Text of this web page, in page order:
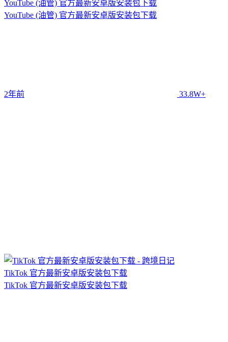
YouTube (油管) 官方最新安卓版安装包下载
YouTube (油管) 官方最新安卓版安装包下载
2年前 33.8W+
TikTok 官方最新安卓版安装包下载
TikTok 官方最新安卓版安装包下载